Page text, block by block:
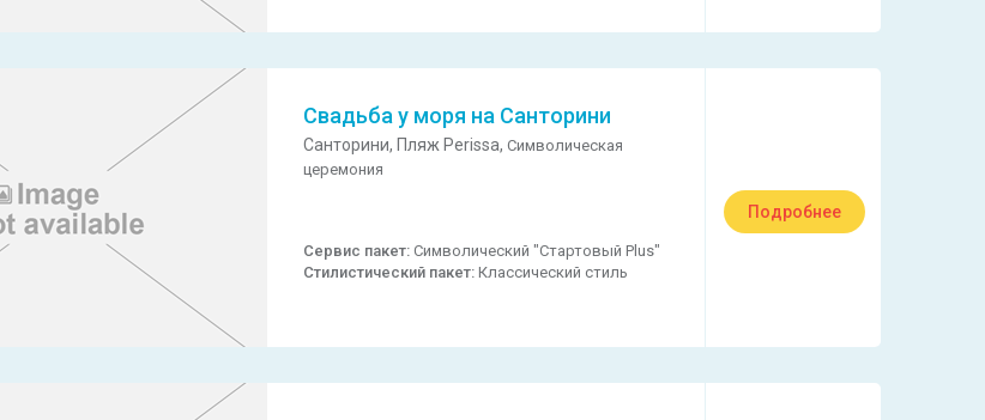
Свадьба у моря на Санторини
Санторини, Пляж Perissa,Символическая
церемония
Сервис пакет:Символический "Стартовый Plus"
Стилистический пакет:Классический стиль
Подробнее